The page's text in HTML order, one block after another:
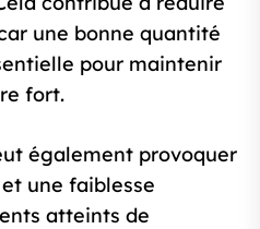
une bonne quantité
pour maintenir
fort.
également provoquer
une faiblesse
atteints de